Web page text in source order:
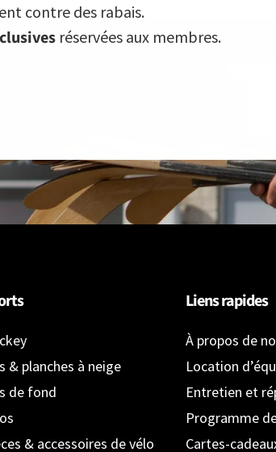
contre des rabais.
réservées aux membres.
& planches à neige
de fond
& accessoires de vélo
Liens rapides
À propos de
Location
Entretien et
Programme
Cartes-